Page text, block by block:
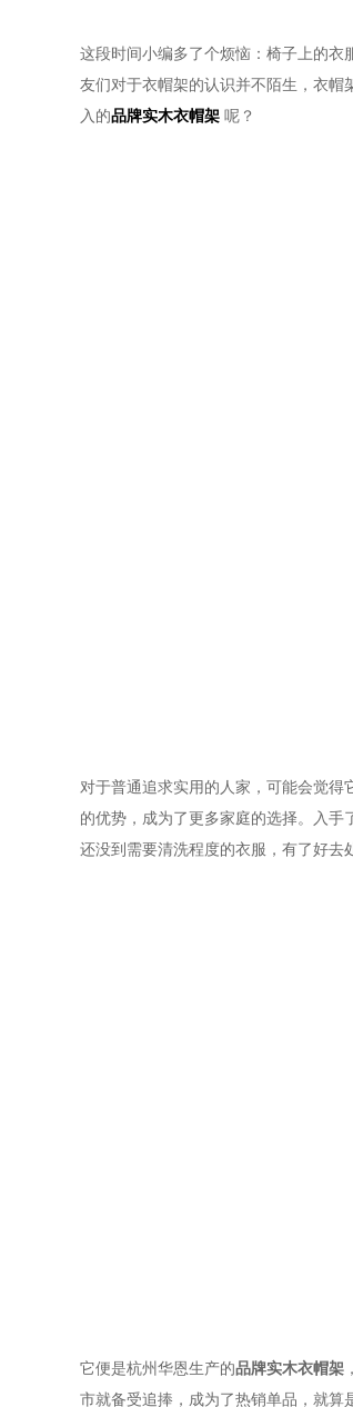
这段时间小编多了个烦恼：椅子上的衣
友们对于衣帽架的认识并不陌生，衣帽
入的品牌实木衣帽架 呢？
对于普通追求实用的人家，可能会觉
的优势，成为了更多家庭的选择。入手
还没到需要清洗程度的衣服，有了好去
它便是杭州华恩生产的品牌实木衣帽架
市就备受追捧，成为了热销单品，就算